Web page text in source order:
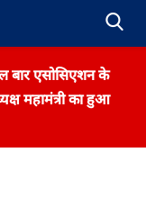
बार एसोसिएशन के
महामंत्री का हुआ